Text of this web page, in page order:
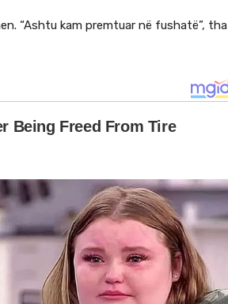
“Ashtu kam premtuar në fushatë”, tha